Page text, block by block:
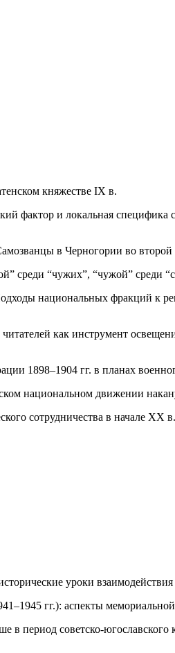
княжестве IX в.
фактор и локальная
в Черногории во
среди “чужих”, “чужой” среди
национальных фракций к
как инструмент
1898–1904 гг. в планах
национальном движении
сотрудничества в начале ХХ в.
уроки взаимодействия
гг.): аспекты
период советско-югославского